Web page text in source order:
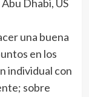
Dhabi, US
una buena
en los
individual con
sobre